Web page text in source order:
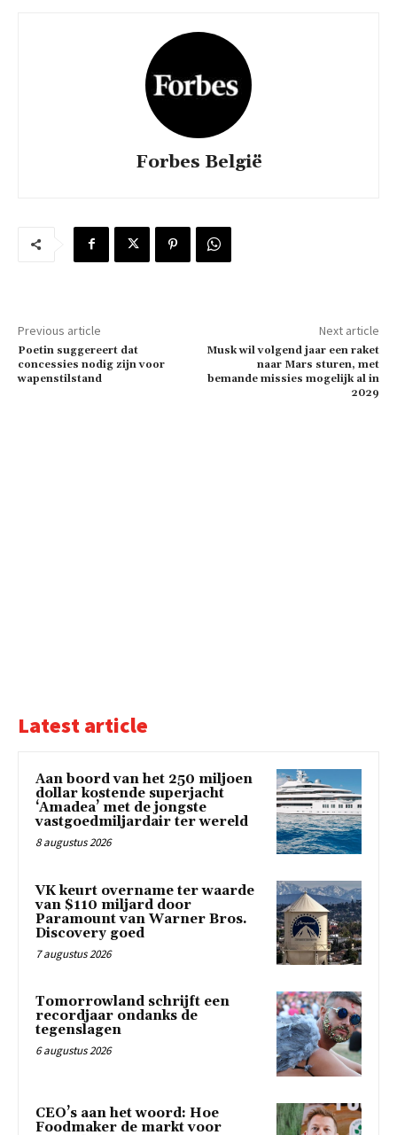
Forbes België
Previous article
Poetin suggereert dat
concessies nodig zijn voor
wapenstilstand
Next article
Musk wil volgend jaar een raket
naar Mars sturen, met
bemande missies mogelijk al in
2029
Latest article
Aan boord van het 250 miljoen
dollar kostende superjacht
‘Amadea’ met de jongste
vastgoedmiljardair ter wereld
8 augustus 2026
VK keurt overname ter waarde
van $110 miljard door
Paramount van Warner Bros.
Discovery goed
7 augustus 2026
Tomorrowland schrijft een
recordjaar ondanks de
tegenslagen
6 augustus 2026
CEO’s aan het woord: Hoe
Foodmaker de markt voor